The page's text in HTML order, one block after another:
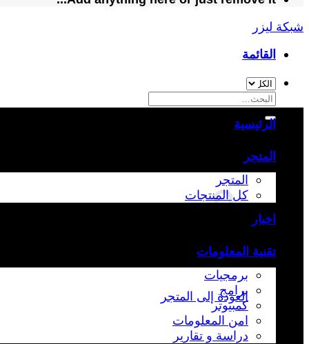
شبكة ليزر
القائمة
البحث
عن:
العودة إلى المتجر
الرئيسية
المتجر
المتجر
كل المنتجات
اخبار
تقنية المعلومات
برمجيات
برامج
كمبيوتر
امن المعلومات
دراسة و تقارير